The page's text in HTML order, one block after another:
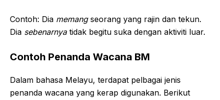
Contoh: Dia memangseorang yang rajin dan tekun.
Dia sebenarnyatidak begitu suka dengan aktiviti luar.
Contoh Penanda Wacana BM
Dalam bahasa Melayu, terdapat pelbagai jenis
penanda wacana yang kerap digunakan. Berikut